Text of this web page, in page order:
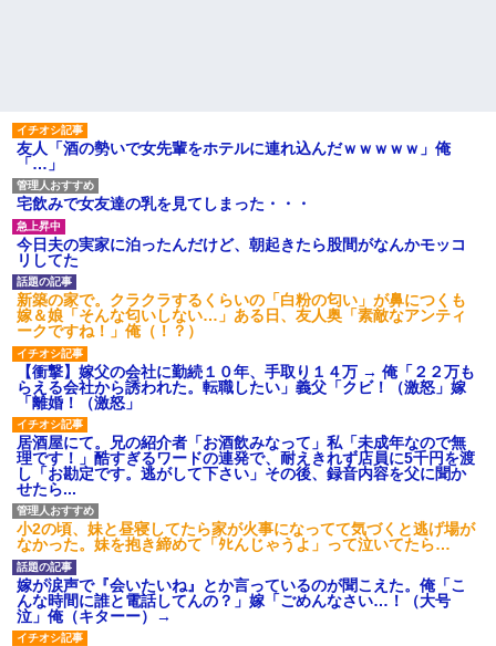
友人「酒の勢いで女先輩をホテルに連れ込んだｗｗｗｗｗ」俺
「…」
宅飲みで女友達の乳を見てしまった・・・
今日夫の実家に泊ったんだけど、朝起きたら股間がなんかモッコ
リしてた
新築の家で。クラクラするくらいの「白粉の匂い」が鼻につくも
嫁＆娘「そんな匂いしない…」ある日、友人奥「素敵なアンティ
ークですね！」俺（！？）
【衝撃】嫁父の会社に勤続１０年、手取り１４万 → 俺「２２万も
らえる会社から誘われた。転職したい」義父「クビ！（激怒」嫁
「離婚！（激怒」
居酒屋にて。兄の紹介者「お酒飲みなって」私「未成年なので無
理です！」酷すぎるワードの連発で、耐えきれず店員に5千円を渡
し「お勘定です。逃がして下さい」その後、録音内容を父に聞か
せたら...
小2の頃、妹と昼寝してたら家が火事になってて気づくと逃げ場が
なかった。妹を抱き締めて「ﾀﾋんじゃうよ」って泣いてたら…
嫁が涙声で『会いたいね』とか言っているのが聞こえた。俺「こ
んな時間に誰と電話してんの？」嫁「ごめんなさい…！（大号
泣」俺（キターー）→